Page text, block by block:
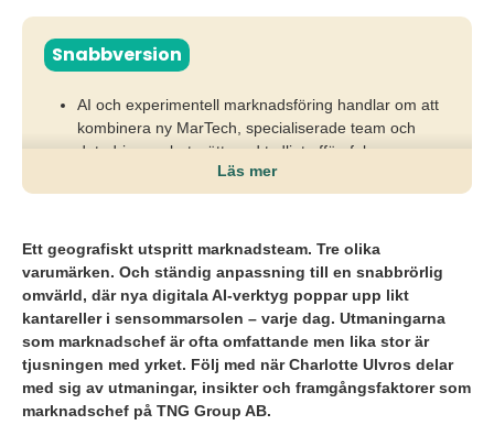
Snabbversion
AI och experimentell marknadsföring handlar om att
kombinera ny MarTech, specialiserade team och
datadrivna arbetssätt med tydligt affärsfokus.
Utan disciplin kring ROI, struktur för samarbete och
Marknadschefer behöver bygga agila inhouse-team,
våga testa och skrota, använda AI ansvarsfullt och
skapa lärande forum som driver konvertering,
synlighet och affärsvärde.
Läs mer
Ett geografiskt utspritt marknadsteam. Tre olika
varumärken. Och ständig anpassning till en snabbrörlig
omvärld, där nya digitala AI-verktyg poppar upp likt
kantareller i sensommarsolen – varje dag. Utmaningarna
som marknadschef är ofta omfattande men lika stor är
tjusningen med yrket. Följ med när Charlotte Ulvros delar
med sig av utmaningar, insikter och framgångsfaktorer som
marknadschef på TNG Group AB.